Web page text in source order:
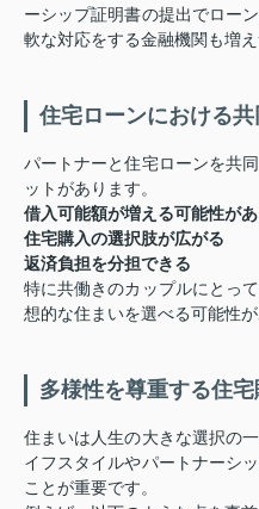
ーシップ証明書の提出でローン
軟な対応をする金融機関も増え
住宅ローンにおける共
パートナーと住宅ローンを共同
ットがあり ます。
借入可能額が増える可能性が
住宅購入の選択肢が広がる
返済負担を分担できる
特に共働きのカップルにとって
想的な住まいを選べる可能性が
多様性を尊重する住宅
住まいは 人生の大きな選択の
イフスタイルやパートナーシ
ことが重要です。